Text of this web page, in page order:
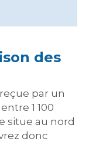
des
reçue par un
1 100
situe au nord
donc